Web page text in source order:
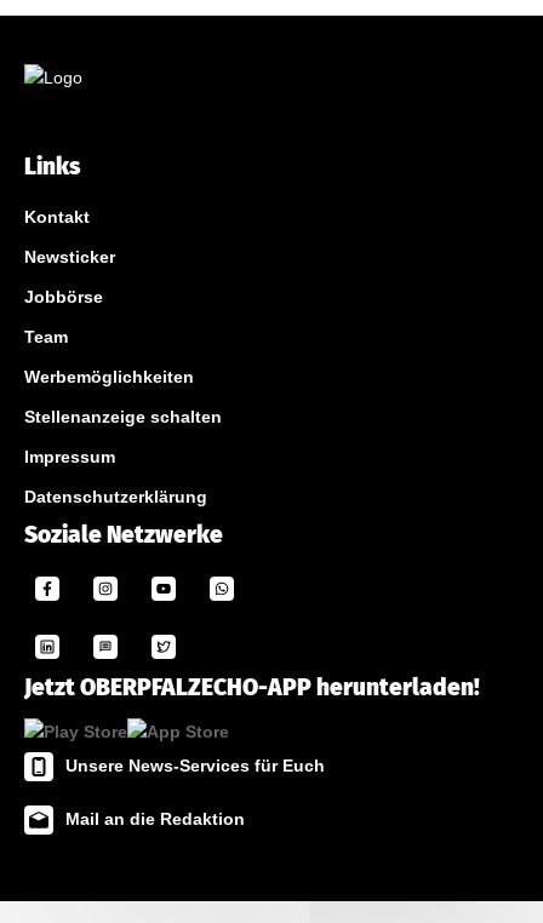
Links
Kontakt
Newsticker
Jobbörse
Team
Werbemöglichkeiten
Stellenanzeige schalten
Impressum
Datenschutzerklärung
Soziale Netzwerke
Jetzt OBERPFALZECHO-APP herunterladen!
Unsere News-Services für Euch
Mail an die Redaktion